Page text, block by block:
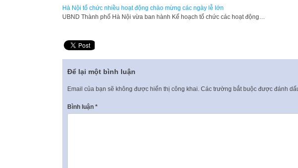
Hà Nội tổ chức nhiều hoạt động chào mừng các ngày lễ lớn
UBND Thành phố Hà Nội vừa ban hành Kế hoạch tổ chức các hoạt động…
Để lại một bình luận
Email của bạn sẽ không được hiển thị công khai. Các trường bắt buộc được đánh
Bình luận *